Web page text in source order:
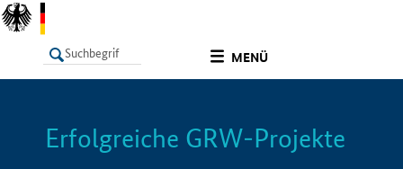
MENÜ
LISTE Info
Erfolgreiche GRW-Projekte